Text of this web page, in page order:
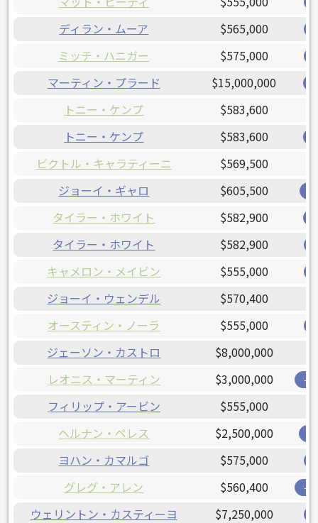
ディラン・ムーア $565,000
ミッチ・ハニガー $575,000
マーティン・プラード $15,000,000
トニー・ケンプ
$583,600
トニー・ケンプ
$583,600
ビクトル・キャラティーニ
$569,500
ジョーイ・ギャロ
$605,500
タイラー・ホワイト $582,900
タイラー・ホワイト $582,900
キャメロン・メイビン $555,000
ジョーイ・ウェンデル
$570,400
オースティン・ノーラ
$555,000
ジェーソン・カストロ $8,000,000
レオニス・マーティン $3,000,000 イ
フィリップ・アービン
$555,000
ヘルナン・ペレス
$2,500,000
ヨハン・カマルゴ $575,000
グレグ・アレン $560,400 イ
ウェリントン・カスティーヨ $7,250,000